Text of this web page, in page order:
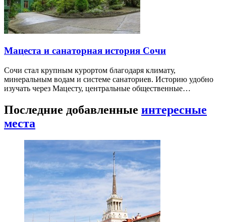
Мацеста и санаторная история Сочи
Сочи стал крупным курортом благодаря климату,
минеральным водам и системе санаториев. Историю удобно
изучать через Мацесту, центральные общественные…
Последние добавленные интересные
места